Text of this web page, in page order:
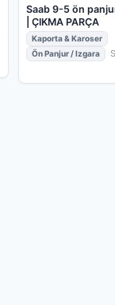
Saab 9-5 ön
| ÇIKMA PARÇA
Kaporta & Karoser
Ön Panjur / Izgara